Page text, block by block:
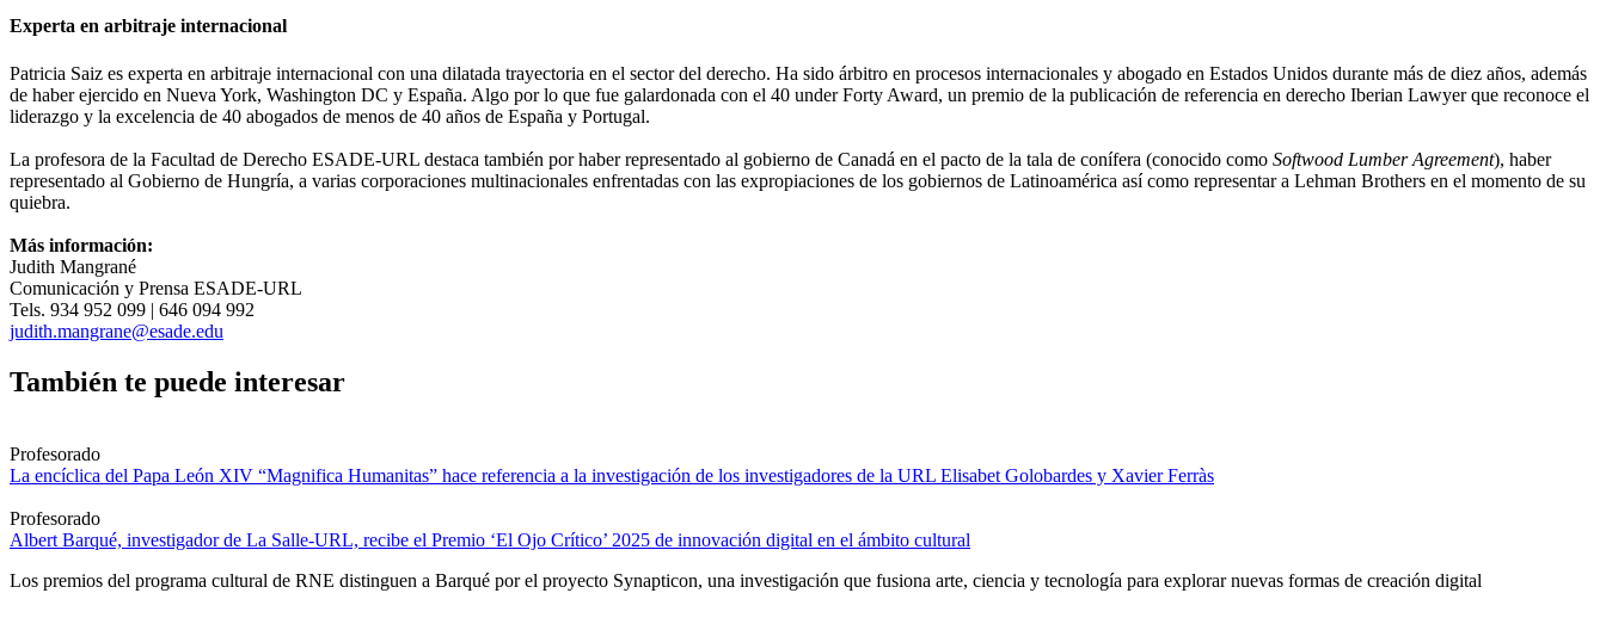
Experta en arbitraje internacional
Patricia Saiz es experta en arbitraje internacional con una dilatada trayectoria en el sector del derecho. Ha sido árbitro en procesos internacionales y abogado en Estados Unidos durante más de diez años, además
de haber ejercido en Nueva York, Washington DC y España. Algo por lo que fue galardonada con el 40 under Forty Award, un premio de la publicación de referencia en derecho Iberian Lawyer que reconoce el
liderazgo y la excelencia de 40 abogados de menos de 40 años de España y Portugal.
La profesora de la Facultad de Derecho ESADE-URL destaca también por haber representado al gobierno de Canadá en el pacto de la tala de conífera (conocido como Softwood Lumber Agreement), haber
representado al Gobierno de Hungría, a varias corporaciones multinacionales enfrentadas con las expropiaciones de los gobiernos de Latinoamérica así como representar a Lehman Brothers en el momento de su
quiebra.
Más información:
Judith Mangrané
Comunicación y Prensa ESADE-URL
Tels. 934 952 099 | 646 094 992
judith.mangrane@esade.edu
También te puede interesar
Profesorado
La encíclica del Papa León XIV “Magnifica Humanitas” hace referencia a la investigación de los investigadores de la URL Elisabet Golobardes y Xavier Ferràs
Profesorado
Albert Barqué, investigador de La Salle-URL, recibe el Premio ‘El Ojo Crítico’ 2025 de innovación digital en el ámbito cultural
Los premios del programa cultural de RNE distinguen a Barqué por el proyecto Synapticon, una investigación que fusiona arte, ciencia y tecnología para explorar nuevas formas de creación digital